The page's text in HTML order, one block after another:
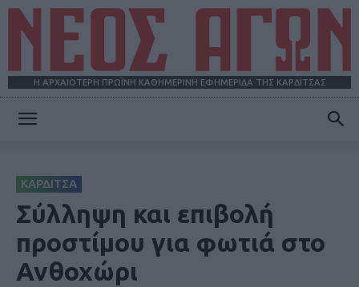
Η ΑΡΧΑΙΟΤΕΡΗ ΠΡΩΪΝΗ ΚΑΘΗΜΕΡΙΝΗ ΕΦΗΜΕΡΙΔΑ ΤΗΣ ΚΑΡΔΙΤΣΑΣ
ΚΑΡΔΙΤΣΑ
Σύλληψη και επιβολή
προστίμου για φωτιά στο
Ανθοχώρι